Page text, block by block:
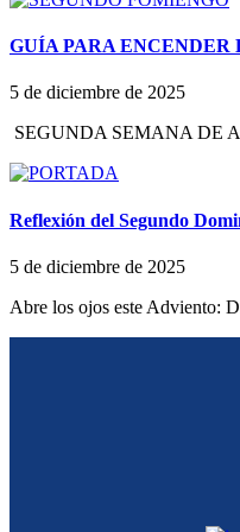
GUÍA PARA ENCENDER
5 de diciembre de 2025
SEGUNDA SEMANA DE
Reflexión del Segundo
5 de diciembre de 2025
Abre los ojos este Adviento: